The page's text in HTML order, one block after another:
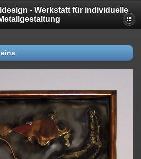
- Werkstatt für individuelle